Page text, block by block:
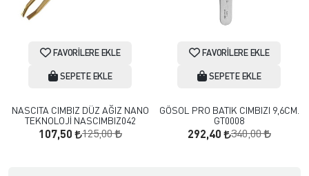
FAVORILERE EKLE
SEPETE EKLE
NASCITA CIMBIZ DÜZ AĞIZ NANO
TEKNOLOJİ NASCIMBIZ042
107,50 125,00
FAVORILERE EKLE
SEPETE EKLE
GÖSOL PRO BATIK CIMBIZI 9,6CM.
GT0008
292,40 340,00